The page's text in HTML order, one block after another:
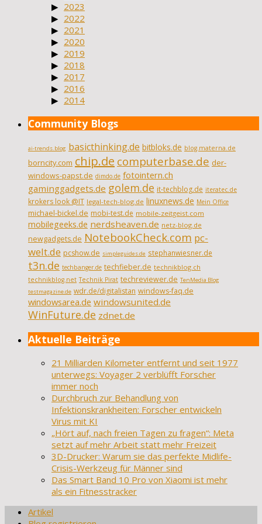
2023
2022
2021
2020
2019
2018
2017
2016
2014
Community Blogs
ai-trends.blog basicthinking.de bitbloks.de blog.materna.de
borncity.com chip.de computerbase.de der-
windows-papst.de dimdo.de fotointern.ch
gaminggadgets.de golem.de it-techblog.de iteratec.de
krokers look @IT legal-tech-blog.de linuxnews.de Mein Office
michael-bickel.de mobi-test.de mobile-zeitgeist.com
mobilegeeks.de nerdsheaven.de netz-blog.de
newgadgets.de NotebookCheck.com pc-
welt.de pcshow.de simpleguides.de stephanwiesner.de
t3n.de techbanger.de techfieber.de technikblog.ch
technikblog.net Technik Pirat techreviewer.de TenMedia Blog
testmagazine.de wdr.de/digitalistan windows-faq.de
windowsarea.de windowsunited.de
WinFuture.de zdnet.de
Aktuelle Beiträge
21 Milliarden Kilometer entfernt und seit 1977
unterwegs: Voyager 2 verblüfft Forscher
immer noch
Durchbruch zur Behandlung von
Infektionskrankheiten: Forscher entwickeln
Virus mit KI
„Hört auf, nach freien Tagen zu fragen“: Meta
setzt auf mehr Arbeit statt mehr Freizeit
3D-Drucker: Warum sie das perfekte Midlife-
Crisis-Werkzeug für Männer sind
Das Smart Band 10 Pro von Xiaomi ist mehr
als ein Fitnesstracker
Artikel